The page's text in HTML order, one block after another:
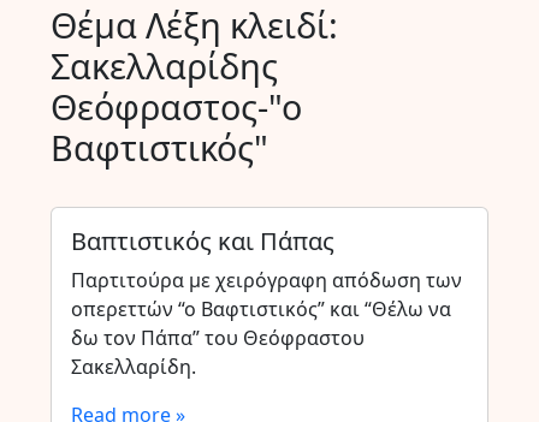
Θέμα Λέξη κλειδί:
Σακελλαρίδης
Θεόφραστος-"ο
Βαφτιστικός"
Βαπτιστικός και Πάπας
Παρτιτούρα με χειρόγραφη απόδωση των
οπερεττών “ο Βαφτιστικός” και “Θέλω να
δω τον Πάπα” του Θεόφραστου
Σακελλαρίδη.
Read more »